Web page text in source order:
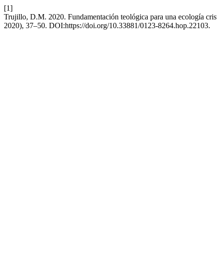
[1]
Trujillo, D.M. 2020. Fundamentación teológica para una ecología
2020), 37–50. DOI:https://doi.org/10.33881/0123-8264.hop.22103.